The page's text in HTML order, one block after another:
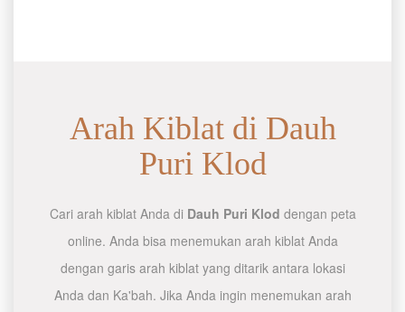
Arah Kiblat di Dauh
Puri Klod
Cari arah kiblat Anda di Dauh Puri Klod dengan peta
online. Anda bisa menemukan arah kiblat Anda
dengan garis arah kiblat yang ditarik antara lokasi
Anda dan Ka'bah. Jika Anda ingin menemukan arah